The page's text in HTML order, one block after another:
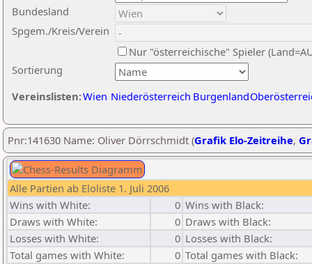
Sortierung
Bundesland
Spgem./Kreis/Verein
Nur "österreichische" Spieler
Vereinslisten:Wien Niederösterreich Burgenland
Pnr:141630 Name: Oliver Dörrschmidt (Grafik Elo-Zeitreihe,
Alle Partien ab Eloliste 1. Juli 2006
Wins with White:
0 Wins with Black:
Draws with White:
0 Draws with Black:
Losses with White:
0 Losses with Black:
Total games with White:
0 Total games with Black: